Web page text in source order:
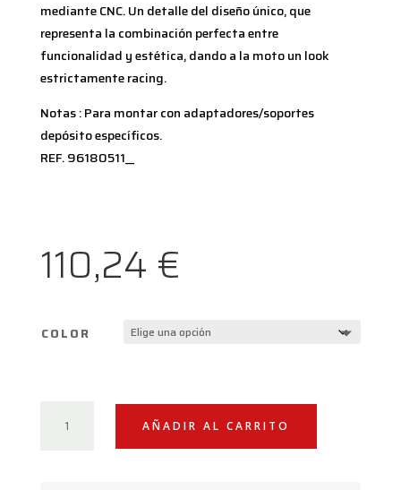
mediante CNC. Un detalle del diseño único, que
representa la combinación perfecta entre
funcionalidad y estética, dando a la moto un look
estrictamente racing.
Notas :Para montar con adaptadores/soportes
depósito específicos.
REF. 96180511__
110,24 €
COLOR
LÍQUIDO
AÑADIR AL CARRITO